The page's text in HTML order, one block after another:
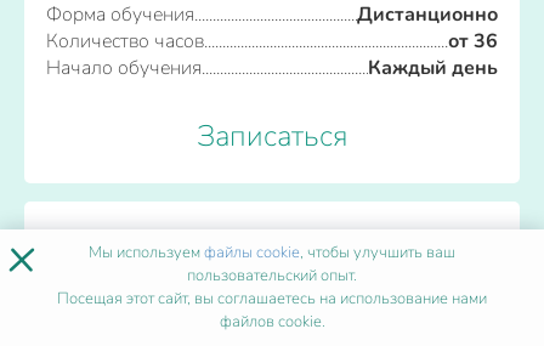
Форма обучения
Дистанционно
Количество часов
от 36
Начало обучения
Каждый день
Записаться
Спортивная психология
× Мы используемфайлы cookie, чтобы улучшить ваш
пользовательский опыт.
Посещая этот сайт, вы соглашаетесь на использование нами
файлов cookie.